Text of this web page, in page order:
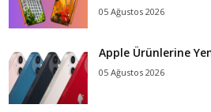
05 Ağustos 2026
Apple Ürünlerine
05 Ağustos 2026